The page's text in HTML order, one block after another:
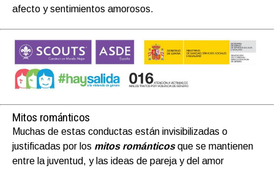
afecto y sentimientos amorosos.
Mitos románticos
Muchas de estas conductas están invisibilizadas o
justificadas por los mitos románticosque se mantienen
entre la juventud, y las ideas de pareja y del amor